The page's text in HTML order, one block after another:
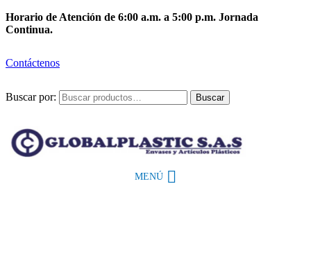
Horario de Atención de 6:00 a.m. a 5:00 p.m. Jornada
Continua.
Contáctenos
Buscar por: Buscar
MENÚ